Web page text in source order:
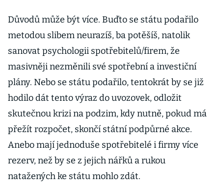
analytiků
Důvodů může být více. Buďto se státu podařilo
metodou slibem neurazíš, ba potěšíš, natolik
sanovat psychologii spotřebitelů/firem, že
masivněji nezměnili své spotřební a investiční
plány. Nebo se státu podařilo, tentokrát by se již
hodilo dát tento výraz do uvozovek, odložit
skutečnou krizi na podzim, kdy nutně, pokud má
přežít rozpočet, skončí státní podpůrné akce.
Anebo mají jednoduše spotřebitelé i firmy více
rezerv, než by se z jejich nářků a rukou
natažených ke státu mohlo zdát.